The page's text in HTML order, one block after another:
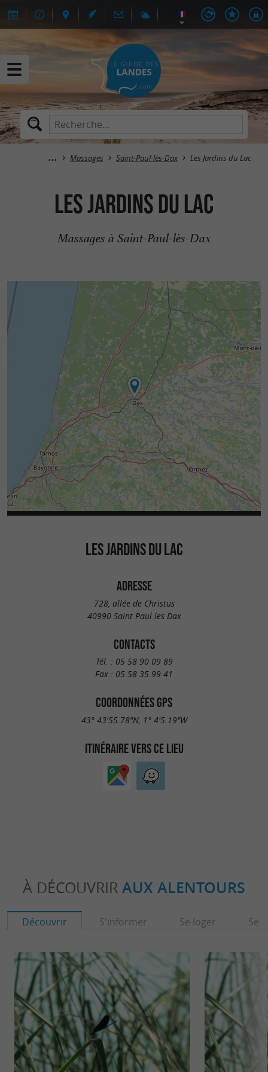
Massages Saint-Paul-lès-Dax Les Jardins du Lac
Les Jardins du Lac
Massages à Saint-Paul-lès-Dax
LES JARDINS DU LAC
ADRESSE
728, allée de Christus
40990 Saint Paul les Dax
CONTACTS
Tél. : 05 58 90 09 89
Fax : 05 58 35 99 41
COORDONNÉES GPS
43° 43'55.78"N, 1° 4'5.19"W
ITINÉRAIRE VERS CE LIEU
À DÉCOUVRIR AUX ALENTOURS
Découvrir S'informer Se loger Se